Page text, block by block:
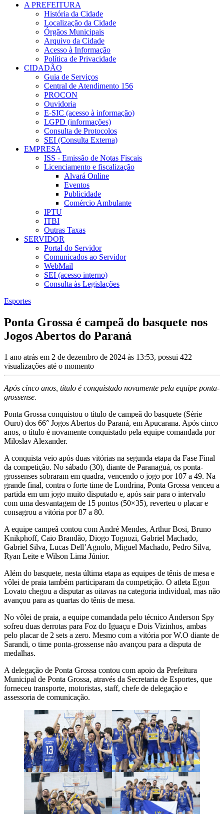
A PREFEITURA
História da Cidade
Localização da Cidade
Órgãos Municipais
Arquivo da Cidade
Acesso à Informação
Política de Privacidade
CIDADÃO
Guia de Serviços
Central de Atendimento 156
PROCON
Ouvidoria
E-SIC (acesso à informação)
LGPD (informações)
Consulta de Protocolos
SEI (Consulta Externa)
EMPRESA
ISS - Emissão de Notas Fiscais
Licenciamento e fiscalização
Alvará Online
Eventos
Publicidade
Comércio Ambulante
IPTU
ITBI
Outras Taxas
SERVIDOR
Portal do Servidor
Comunicados ao Servidor
WebMail
SEI (acesso interno)
Consulta às Legislações
Esportes
Ponta Grossa é campeã do basquete nos
Jogos Abertos do Paraná
1 ano atrás em 2 de dezembro de 2024 às 13:53, possui 422
visualizações até o momento
Após cinco anos, título é conquistado novamente pela equipe ponta-
grossense.
Ponta Grossa conquistou o título de campeã do basquete (Série
Ouro) dos 66° Jogos Abertos do Paraná, em Apucarana. Após cinco
anos, o título é novamente conquistado pela equipe comandada por
Miloslav Alexander.
A conquista veio após duas vitórias na segunda etapa da Fase Final
da competição. No sábado (30), diante de Paranaguá, os ponta-
grossenses sobraram em quadra, vencendo o jogo por 107 a 49. Na
grande final, contra o forte time de Londrina, Ponta Grossa venceu a
partida em um jogo muito disputado e, após sair para o intervalo
com uma desvantagem de 15 pontos (50×35), reverteu o placar e
consagrou a vitória por 87 a 80.
A equipe campeã contou com André Mendes, Arthur Bosi, Bruno
Knikphoff, Caio Brandão, Diogo Tognozi, Gabriel Machado,
Gabriel Silva, Lucas Dell’Agnolo, Miguel Machado, Pedro Silva,
Ryan Leite e Wilson Lima Júnior.
Além do basquete, nesta última etapa as equipes de tênis de mesa e
vôlei de praia também participaram da competição. O atleta Egon
Lovato chegou a disputar as oitavas na categoria individual, mas não
avançou para as quartas do tênis de mesa.
No vôlei de praia, a equipe comandada pelo técnico Anderson Spy
sofreu duas derrotas para Foz do Iguaçu e Dois Vizinhos, ambas
pelo placar de 2 sets a zero. Mesmo com a vitória por W.O diante de
Sarandi, o time ponta-grossense não avançou para a disputa de
medalhas.
A delegação de Ponta Grossa contou com apoio da Prefeitura
Municipal de Ponta Grossa, através da Secretaria de Esportes, que
forneceu transporte, motoristas, staff, chefe de delegação e
assessoria de comunicação.